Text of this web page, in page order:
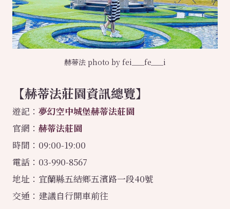
赫蒂法 photo by fei___fe___i
【赫蒂法莊園資訊總覽】
遊記： 夢幻空中城堡赫蒂法莊園
官網： 赫蒂法莊園
時間：09:00-19:00
電話：03-990-8567
地址：宜蘭縣五結鄉五濱路一段40號
交通：建議自行開車前往